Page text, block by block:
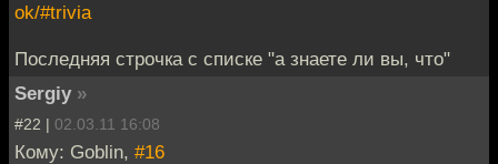
ok/#trivia
Последняя строчка с списке "а знаете ли вы, что"
Sergiy »
#22 | 02.03.11 16:08
Кому: Goblin, #16